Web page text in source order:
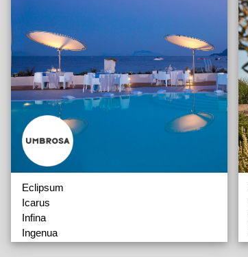
Eclipsum
Icarus
Infina
Ingenua
Nauta